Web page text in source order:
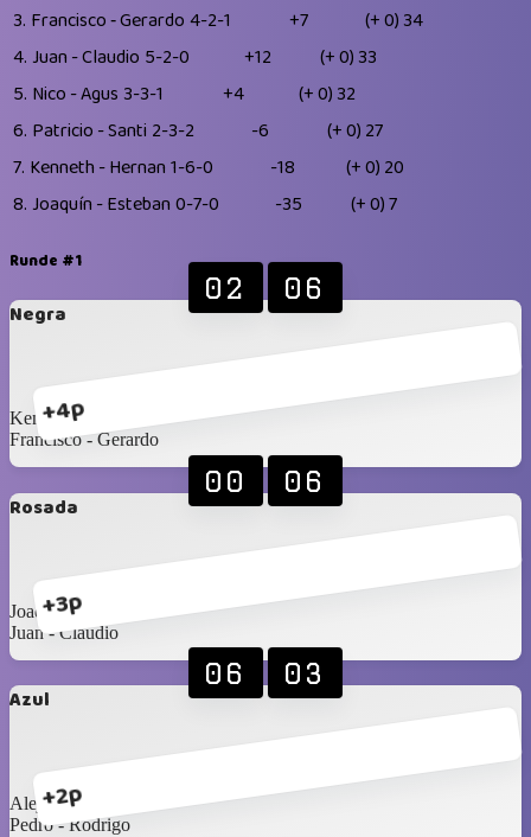
3. Francisco ‐ Gerardo 4-2-1 +7 (+ 0)34
4. Juan - Claudio 5-2-0 +12 (+ 0)33
5. Nico - Agus 3-3-1 +4 (+ 0)32
6. Patricio - Santi 2-3-2 -6 (+ 0) 27
7. Kenneth - Hernan 1-6-0 -18 (+ 0) 20
8. Joaquín - Esteban 0-7-0 -35 (+ 0)7
Runde #1
Negra
+4p
02 06
Kenneth - Hernan
Francisco ‐ Gerardo
Rosada
+3p
00 06
Joaquín - Esteban
Juan - Claudio
Azul
+2p
06 03
Alejandro - Alexis
Pedro - Rodrigo